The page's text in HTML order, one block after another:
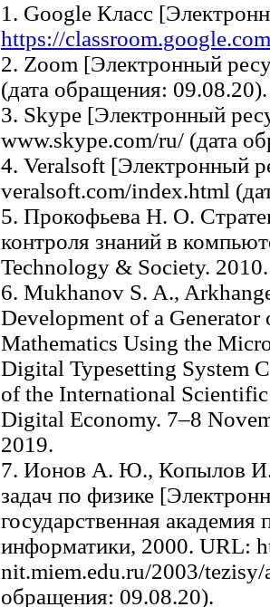
1. Google Класс
https://
2. Zoom [Электронный
(дата обращения: 09.08.20).
3. Skype [Электронный
www.skype.com/ru/ (дата
4. Veralsoft [Электронный
veralsoft.com/index.html
5. Прокофьева Н. О.
контроля знаний в
Technology & Society.
6. Mukhanov S. A.,
Development of a
Mathematics Using the
Digital Typesetting System
of the International
Digital Economy. 7–8
2019.
7. Ионов А. Ю., Копылов
задач по физике
государственная академия
информатики, 2000. URL:
nit.miem.edu.ru/2003/
обращения: 09.08.20).